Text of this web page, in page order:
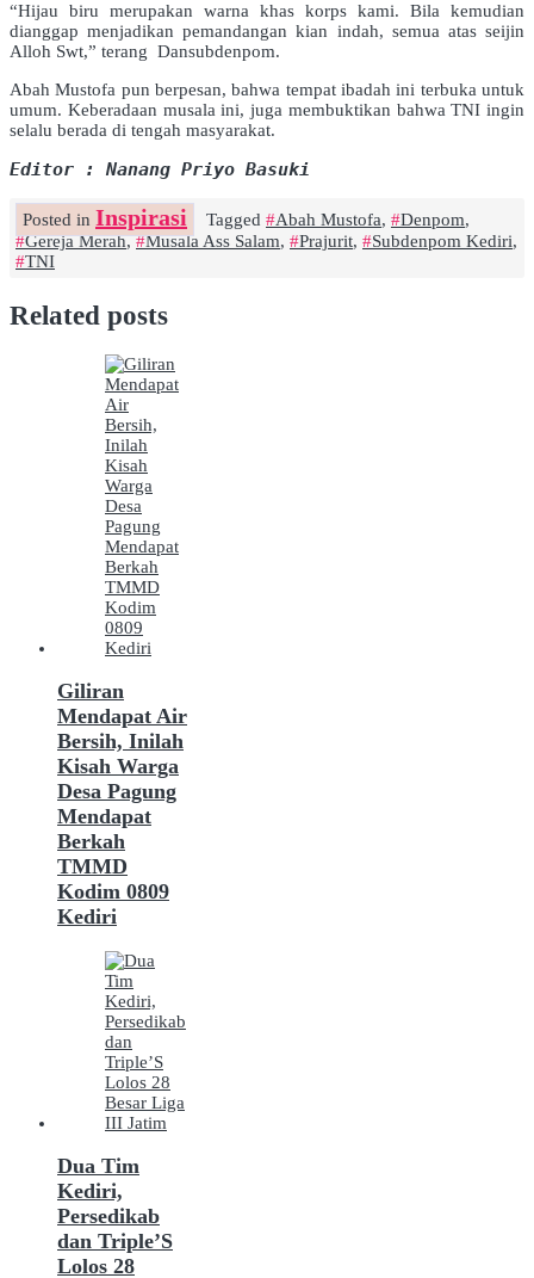
“Hijau biru merupakan warna khas korps kami. Bila kemudian
dianggap menjadikan pemandangan kian indah, semua atas seijin
Alloh Swt,” terang Dansubdenpom.
Abah Mustofa pun berpesan, bahwa tempat ibadah ini terbuka untuk
umum. Keberadaan musala ini, juga membuktikan bahwa TNI ingin
selalu berada di tengah masyarakat.
Editor : Nanang Priyo Basuki
Posted in Inspirasi Tagged Abah Mustofa, Denpom,
Gereja Merah, Musala Ass Salam, Prajurit, Subdenpom Kediri,
TNI
Related posts
Giliran
Mendapat Air
Bersih, Inilah
Kisah Warga
Desa Pagung
Mendapat
Berkah
TMMD
Kodim 0809
Kediri
Dua Tim
Kediri,
Persedikab
dan Triple’S
Lolos 28